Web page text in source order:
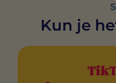
Kun je